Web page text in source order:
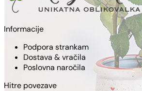
Informacije
Podpora strankam
Dostava & vračila
Poslovna naročila
Hitre povezave